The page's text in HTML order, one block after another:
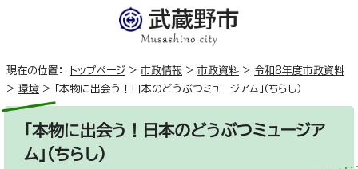
現在の位置： トップページ > 市政情報 > 市政資料 > 令和8年度市政資料
> 環境 > 「本物に出会う！日本のどうぶつミュージアム」（ちらし）
「本物に出会う！日本のどうぶつミュージア
ム」（ちらし）